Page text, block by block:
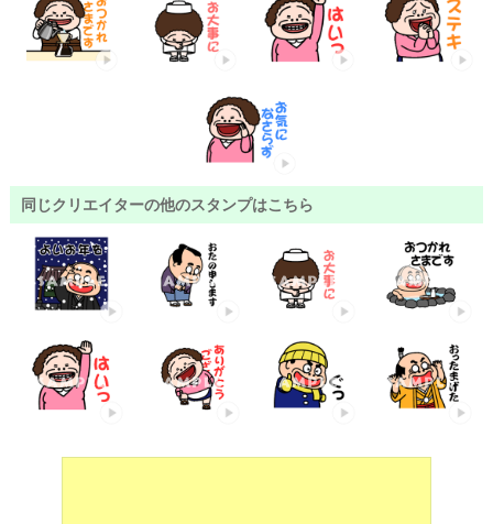
同じクリエイターの他のスタンプはこちら